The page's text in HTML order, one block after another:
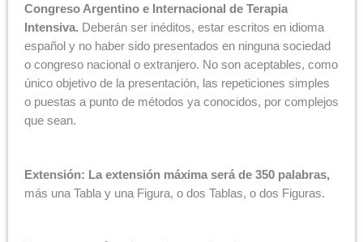
Congreso Argentino e Internacional de Terapia
Intensiva. Deberán ser inéditos, estar escritos en idioma
español y no haber sido presentados en ninguna sociedad
o congreso nacional o extranjero. No son aceptables, como
único objetivo de la presentación, las repeticiones simples
o puestas a punto de métodos ya conocidos, por complejos
que sean.
Extensión: La extensión máxima será de 350 palabras,
más una Tabla y una Figura, o dos Tablas, o dos Figuras.